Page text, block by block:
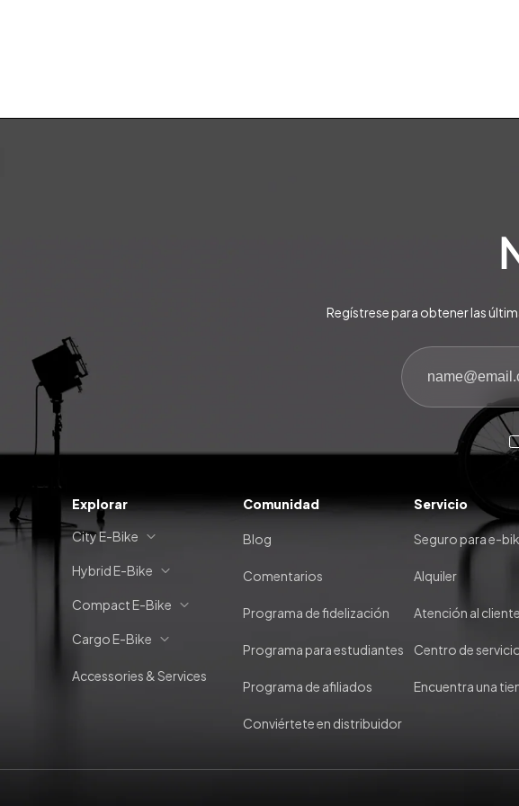
Regístrese para obtener las
Explorar
City E-Bike
Hybrid E-Bike
Compact E-Bike
Cargo E-Bike
Accessories & Services
Comunidad
Blog
Comentarios
Programa de fidelización
Programa para estudiantes
Programa de afiliados
Conviértete en distribuidor
Servicio
Seguro para e-
Alquiler
Atención al cliente
Centro de
Encuentra una